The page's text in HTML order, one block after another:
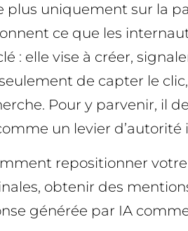
uniquement sur la
ce que les
: elle vise à créer,
de capter le
Pour y parvenir, il
un levier
repositionner
obtenir des
générée par IA